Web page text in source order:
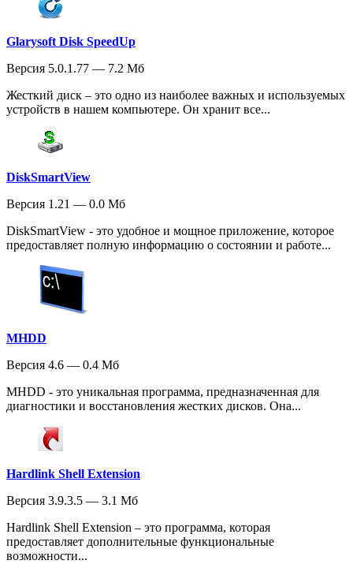
Glarysoft Disk SpeedUp
Версия 5.0.1.77 — 7.2 Мб
Жесткий диск – это одно из наиболее важных и используемых
устройств в нашем компьютере. Он хранит все...
DiskSmartView
Версия 1.21 — 0.0 Мб
DiskSmartView - это удобное и мощное приложение, которое
предоставляет полную информацию о состоянии и работе...
MHDD
Версия 4.6 — 0.4 Мб
MHDD - это уникальная программа, предназначенная для
диагностики и восстановления жестких дисков. Она...
Hardlink Shell Extension
Версия 3.9.3.5 — 3.1 Мб
Hardlink Shell Extension – это программа, которая
предоставляет дополнительные функциональные
возможности...